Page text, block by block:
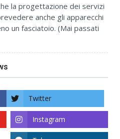
la progettazione dei servizi
anche gli apparecchi
un fasciatoio. (Mai passati
Twitter
Instagram